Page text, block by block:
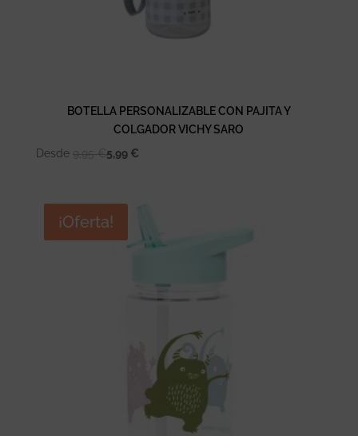
BOTELLA PERSONALIZABLE CON PAJITA Y
COLGADOR VICHY SARO
Desde
5,99 €
¡Oferta!